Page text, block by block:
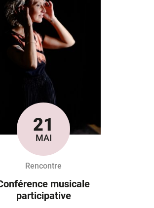
Le
21
MAI
Rencontre
musicale
participative